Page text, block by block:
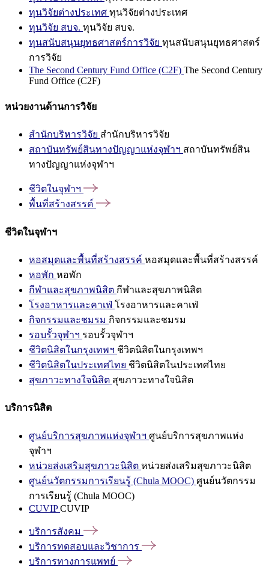
ทุนวิจัยต่างประเทศ ทุนวิจัยต่างประเทศ
ทุนวิจัย สบจ. ทุนวิจัย สบจ.
ทุนสนับสนุนยุทธศาสตร์การวิจัย ทุนสนับสนุนยุทธศาสตร์
การวิจัย
The Second Century Fund Office (C2F) The Second Century
Fund Office (C2F)
หน่วยงานด้านการวิจัย
สำนักบริหารวิจัย สำนักบริหารวิจัย
สถาบันทรัพย์สินทางปัญญาแห่งจุฬาฯ สถาบันทรัพย์สิน
ทางปัญญาแห่งจุฬาฯ
ชีวิตในจุฬาฯ
พื้นที่สร้างสรรค์
ชีวิตในจุฬาฯ
หอสมุดและพื้นที่สร้างสรรค์ หอสมุดและพื้นที่สร้างสรรค์
หอพัก หอพัก
กีฬาและสุขภาพนิสิต กีฬาและสุขภาพนิสิต
โรงอาหารและคาเฟ่ โรงอาหารและคาเฟ่
กิจกรรมและชมรม กิจกรรมและชมรม
รอบรั้วจุฬาฯ รอบรั้วจุฬาฯ
ชีวิตนิสิตในกรุงเทพฯ ชีวิตนิสิตในกรุงเทพฯ
ชีวิตนิสิตในประเทศไทย ชีวิตนิสิตในประเทศไทย
สุขภาวะทางใจนิสิต สุขภาวะทางใจนิสิต
บริการนิสิต
ศูนย์บริการสุขภาพแห่งจุฬาฯ ศูนย์บริการสุขภาพแห่ง
จุฬาฯ
หน่วยส่งเสริมสุขภาวะนิสิต หน่วยส่งเสริมสุขภาวะนิสิต
ศูนย์นวัตกรรมการเรียนรู้ (Chula MOOC) ศูนย์นวัตกรรม
การเรียนรู้ (Chula MOOC)
CUVIPCUVIP
บริการสังคม
บริการทดสอบและวิชาการ
บริการทางการแพทย์